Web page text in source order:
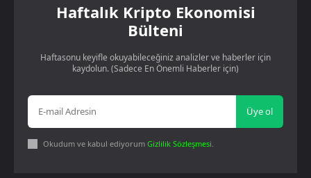
Haftalık Kripto Ekonomisi
Bülteni
Haftasonu keyifle okuyabileceğiniz analizler ve haberler için
kaydolun. (Sadece En Önemli Haberler için)
Üye ol
Okudum ve kabul ediyorum Gizlilik Sözleşmesi